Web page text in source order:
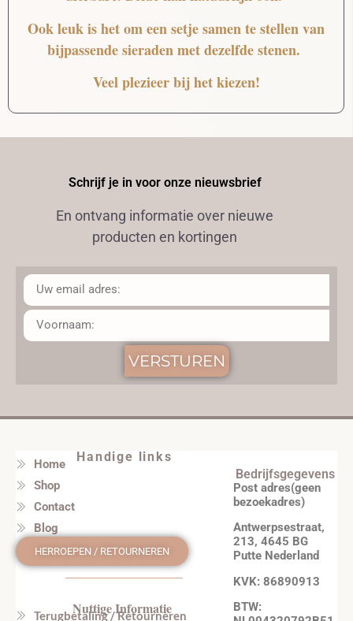
Ook leuk is het om een setje samen te stellen van
bijpassende sieraden met dezelfde stenen.
Veel plezieer bij het kiezen!
Schrijf je in voor onze nieuwsbrief
En ontvang informatie over nieuwe
producten en kortingen
VERSTUREN
Handige links
Home
Shop
Contact
Blog
HERROEPEN / RETOURNEREN
Nuttige Informatie
Terugbetaling / Retourneren
Bedrijfsgegevens
Post adres(geen
bezoekadres)
Antwerpsestraat,
213, 4645 BG
Putte Nederland
KVK: 86890913
BTW: